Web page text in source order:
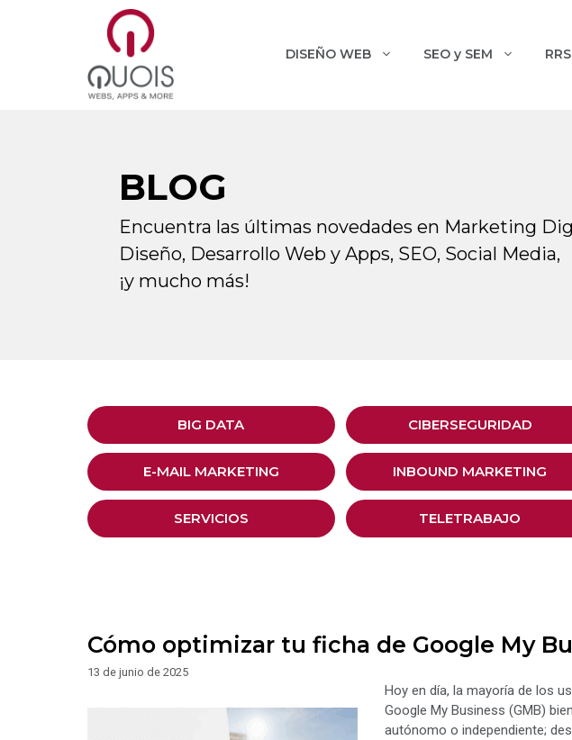
DISEÑO WEB SEO y SEM
BLOG
Encuentra las últimas novedades en Marketing
Diseño, Desarrollo Web y Apps, SEO, Social Media,
¡y mucho más!
BIG DATA CIBERSEGURIDAD
E-MAIL MARKETING INBOUND MARKETING
SERVICIOS TELETRABAJO
Cómo optimizar tu ficha de Google My
13 de junio de 2025
Hoy en día, la mayoría de los
Google My Business (GMB)
autónomo o independiente;